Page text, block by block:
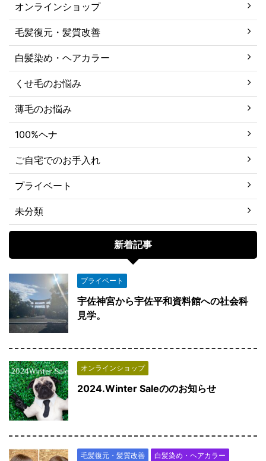
オンラインショップ
毛髪復元・髪質改善
白髪染め・ヘアカラー
くせ毛のお悩み
薄毛のお悩み
100%ヘナ
ご自宅でのお手入れ
プライベート
未分類
新着記事
プライベート
宇佐神宮から宇佐平和資料館への社会科
見学。
オンラインショップ
2024.Winter Saleののお知らせ
毛髪復元・髪質改善 白髪染め・ヘアカラー